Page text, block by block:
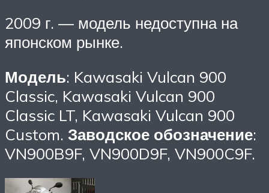
2009 г. — модель недоступна на
японском рынке.
Модель: Kawasaki Vulcan 900
Classic, Kawasaki Vulcan 900
Classic LT, Kawasaki Vulcan 900
Custom. Заводское обозначение:
VN900B9F, VN900D9F, VN900C9F.